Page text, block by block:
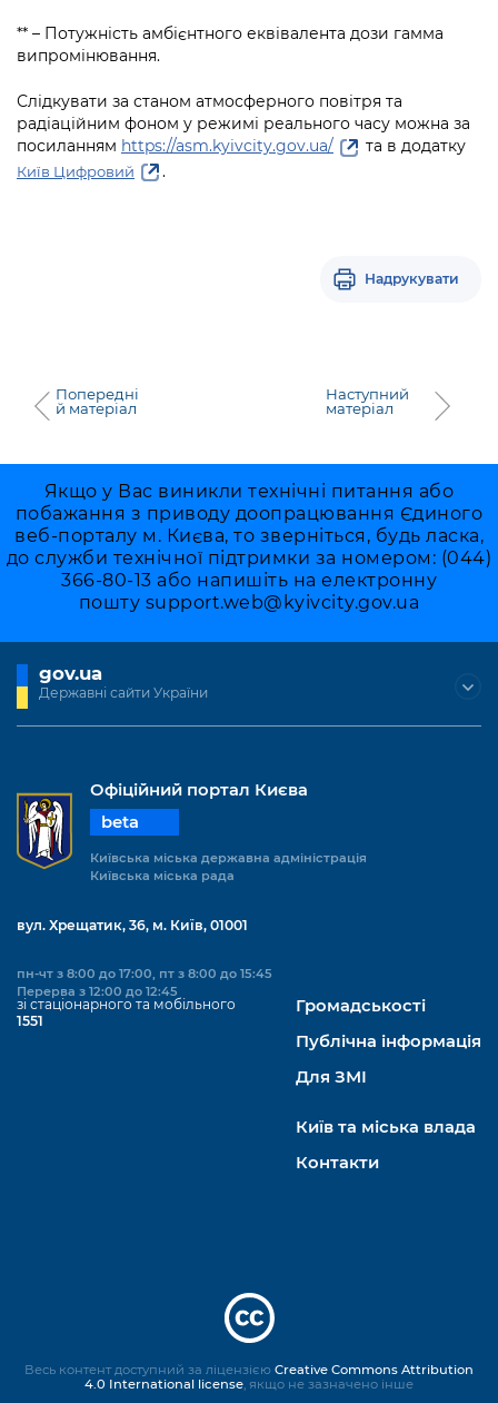
** – Потужність амбієнтного еквівалента дози гамма
випромінювання.
Слідкувати за станом атмосферного повітря та
радіаційним фоном у режимі реального часу можна за
посиланням https://asm.kyivcity.gov.ua/ та в додатку
Київ Цифровий .
Надрукувати
Попередні
й матеріал
Наступний
матеріал
Якщо у Вас виникли технічні питання або
побажання з приводу доопрацювання Єдиного
веб-порталу м. Києва, то зверніться, будь ласка,
до служби технічної підтримки за номером: (044)
366-80-13 або напишіть на електронну
пошту support.web@kyivcity.gov.ua
gov.ua
Державні сайти України
Офіційний портал Києва
beta
Київська міська державна адміністрація
Київська міська рада
вул. Хрещатик, 36, м. Київ, 01001
пн-чт з 8:00 до 17:00, пт з 8:00 до 15:45
Перерва з 12:00 до 12:45
зі стаціонарного та мобільного
1551
Громадськості
Публічна інформація
Для ЗМІ
Київ та міська влада
Контакти
Весь контент доступний за ліцензією Creative Commons Attribution
4.0 International license, якщо не зазначено інше